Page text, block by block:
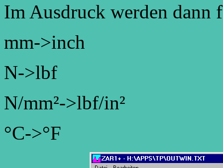
Im Ausdruck werden dann
mm->inch
N->lbf
N/mm²->lbf/in²
°C->°F